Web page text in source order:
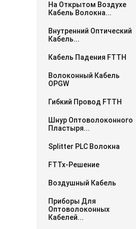
На Открытом Воздухе
Кабель Волокна...
Внутренний Оптический
Кабель...
Кабель Падения FTTH
Волоконный Кабель
OPGW
Гибкий Провод FTTH
Шнур Оптоволоконного
Пластыря...
Splitter PLC Волокна
FTTx-Решение
Воздушный Кабель
Приборы Для
Оптоволоконных
Кабелей...